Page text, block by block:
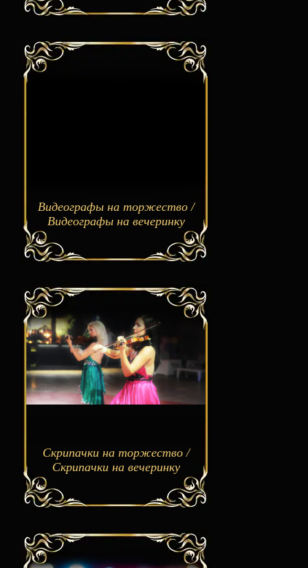
Видеографы на торжество /
Видеографы на вечеринку
Скрипачки на торжество /
Скрипачки на вечеринку